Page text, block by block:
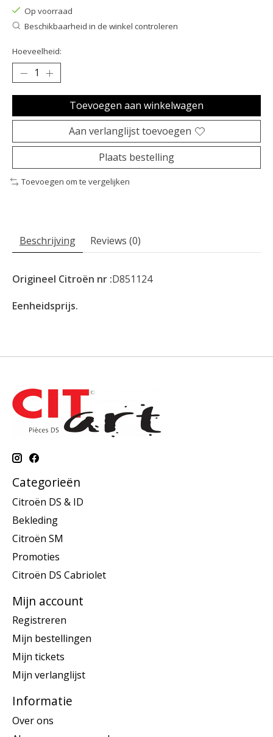
Op voorraad
Beschikbaarheid in de winkel controleren
Hoeveelheid:
Toevoegen aan winkelwagen
Aan verlanglijst toevoegen
Plaats bestelling
Toevoegen om te vergelijken
Beschrijving Reviews (0)
Origineel Citroën nr :D851124
Eenheidsprijs.
Categorieën
Citroën DS & ID
Bekleding
Citroën SM
Promoties
Citroën DS Cabriolet
Mijn account
Registreren
Mijn bestellingen
Mijn tickets
Mijn verlanglijst
Informatie
Over ons